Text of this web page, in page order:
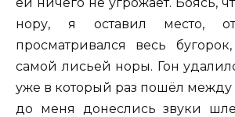
нору, я оставил место,
просматривался весь
самой лисьей норы. Гон
уже в который раз пошёл между
до меня донеслись звуки